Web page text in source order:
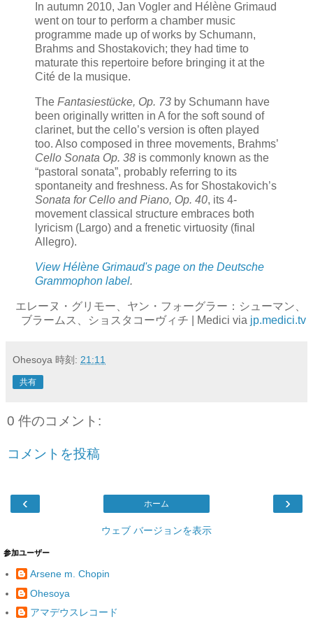
In autumn 2010, Jan Vogler and Hélène Grimaud
went on tour to perform a chamber music
programme made up of works by Schumann,
Brahms and Shostakovich; they had time to
maturate this repertoire before bringing it at the
Cité de la musique.
The Fantasiestücke, Op. 73 by Schumann have
been originally written in A for the soft sound of
clarinet, but the cello’s version is often played
too. Also composed in three movements, Brahms’
Cello Sonata Op. 38 is commonly known as the
“pastoral sonata”, probably referring to its
spontaneity and freshness. As for Shostakovich’s
Sonata for Cello and Piano, Op. 40, its 4-
movement classical structure embraces both
lyricism (Largo) and a frenetic virtuosity (final
Allegro).
View Hélène Grimaud's page on the Deutsche
Grammophon label.
エレーヌ・グリモー、ヤン・フォーグラー：シューマン、
ブラームス、ショスタコーヴィチ | Medici via jp.medici.tv
Ohesoya 時刻: 21:11
共有
0 件のコメント:
コメントを投稿
‹ ›
ホーム
ウェブ バージョンを表示
参加ユーザー
Arsene m. Chopin
Ohesoya
アマデウスレコード